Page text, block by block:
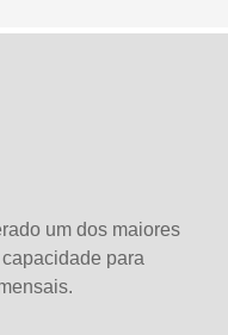
um dos maiores
para